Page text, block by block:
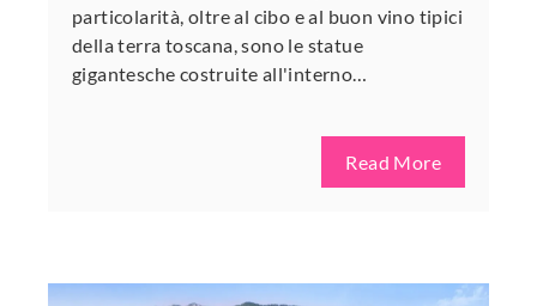
particolarità, oltre al cibo e al buon vino tipici
della terra toscana, sono le statue
gigantesche costruite all'interno…
Read More